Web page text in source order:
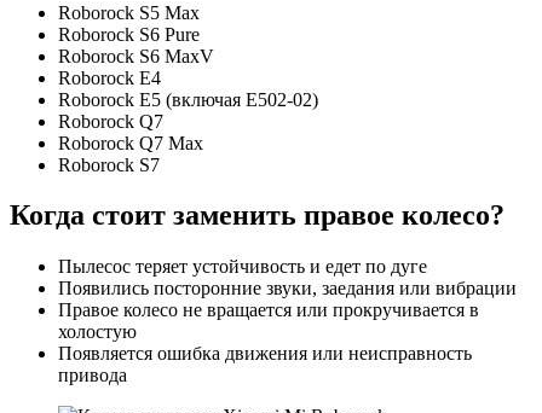
Roborock S5 Max
Roborock S6 Pure
Roborock S6 MaxV
Roborock E4
Roborock E5 (включая E502-02)
Roborock Q7
Roborock Q7 Max
Roborock S7
Когда стоит заменить правое колесо?
Пылесос теряет устойчивость и едет по дуге
Появились посторонние звуки, заедания или вибрации
Правое колесо не вращается или прокручивается в
холостую
Появляется ошибка движения или неисправность
привода